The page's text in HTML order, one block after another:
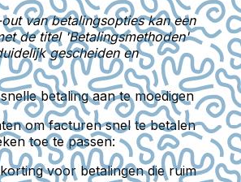
van betalingsopties kan een
de titel 'Betalingsmethoden'
gescheiden en
betaling aan te moedigen
om facturen snel te betalen
toe te passen:
voor betalingen die ruim